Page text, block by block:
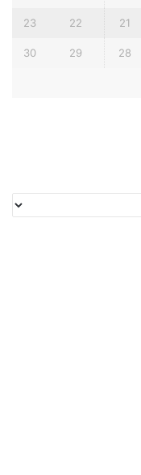
21
22
23
28
29
30